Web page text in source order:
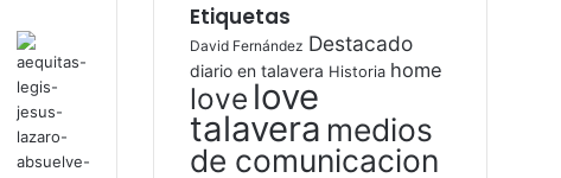
Etiquetas
David Fernández Destacado
diario en talavera Historia home
love love
talavera medios
de comunicacion